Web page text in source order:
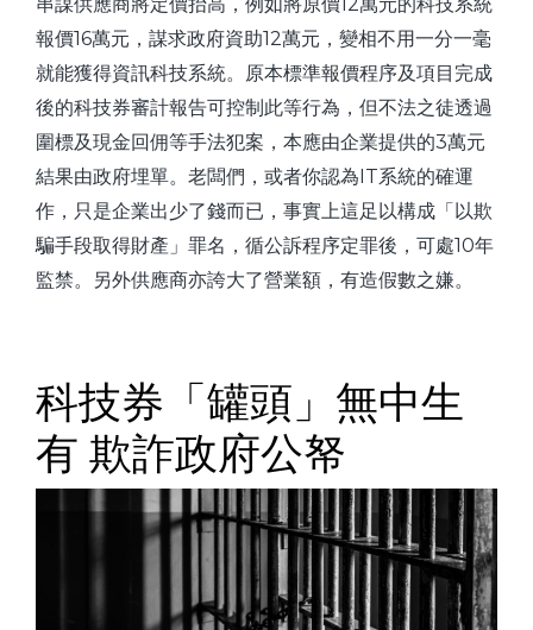
報價16萬元，謀求政府資助12萬元，變相不用一分一毫
就能獲得資訊科技系統。原本標準報價程序及項目完成
後的科技券審計報告可控制此等行為，但不法之徒透過
圍標及現金回佣等手法犯案，本應由企業提供的3萬元
結果由政府埋單。老闆們，或者你認為IT系統的確運
作，只是企業出少了錢而已，事實上這足以構成「以欺
騙手段取得財產」罪名，循公訴程序定罪後，可處10年
監禁。另外供應商亦誇大了營業額，有造假數之嫌。
科技券「罐頭」無中生
有 欺詐政府公帑